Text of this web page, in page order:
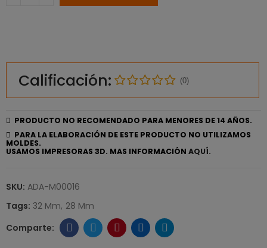
Calificación: (0)
PRODUCTO NO RECOMENDADO PARA MENORES DE 14 AÑOS.
PARA LA ELABORACIÓN DE ESTE PRODUCTO NO UTILIZAMOS
MOLDES.
USAMOS IMPRESORAS 3D. MAS INFORMACIÓN AQUÍ.
SKU: ADA-M00016
Tags: 32 Mm 28 Mm